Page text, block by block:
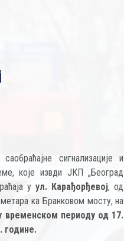
сигнализације и
које извди ЈКП „Београд
уул. Карађорђевој, од
ка Бранковом мосту, на
временском периоду од 17.
године.